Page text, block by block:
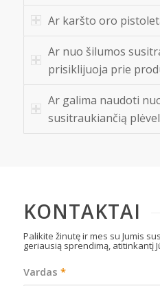
Ar karšto oro
Ar nuo šilumos
prisiklijuoja prie
Ar galima naudoti
susitraukiančią
KONTAKTAI
Palikite žinutę ir mes su Jumis
geriausią sprendimą, atitinkantį
Vardas *